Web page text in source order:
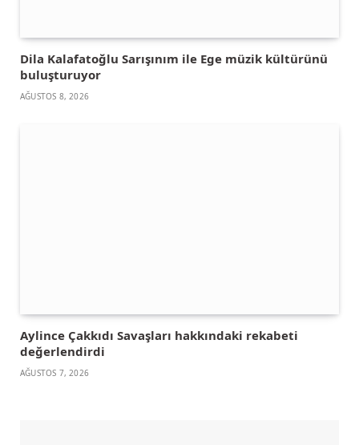
Dila Kalafatoğlu Sarışınım ile Ege müzik kültürünü
buluşturuyor
AĞUSTOS 8, 2026
Aylince Çakkıdı Savaşları hakkındaki rekabeti
değerlendirdi
AĞUSTOS 7, 2026